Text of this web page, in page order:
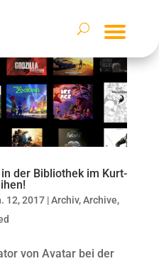
der Bibliothek im Kurt-
12, 2017|Archiv,Archive,
von Avatar bei der